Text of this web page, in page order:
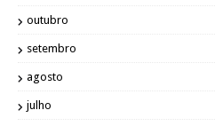
outubro
setembro
agosto
julho